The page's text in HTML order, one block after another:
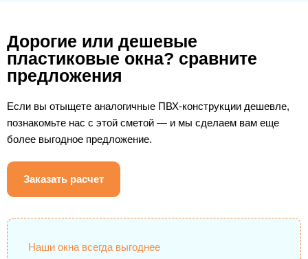
Дорогие или дешевые
пластиковые окна? сравните
предложения
Если вы отыщете аналогичные ПВХ-конструкции дешевле,
познакомьте нас с этой сметой — и мы сделаем вам еще
более выгодное предложение.
Заказать расчет
Наши окна всегда выгоднее